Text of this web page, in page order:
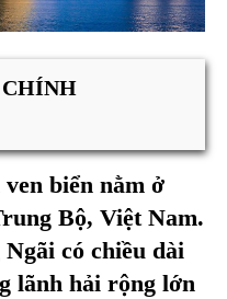
biển nằm ở
Bộ, Việt Nam.
có chiều dài
lãnh hải rộng lớn